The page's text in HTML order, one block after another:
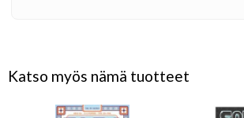
Katso myös nämä tuotteet